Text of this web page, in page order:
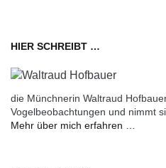
HIER SCHREIBT …
die Münchnerin Waltraud
Vogelbeobachtungen und nimmt
Mehr über mich erfahren …